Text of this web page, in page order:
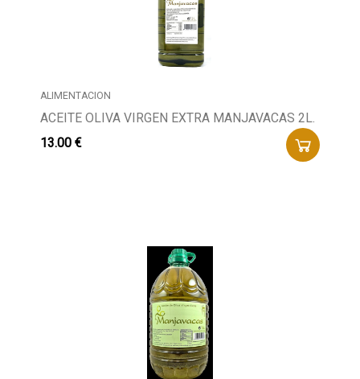
ALIMENTACION
ACEITE OLIVA VIRGEN EXTRA MANJAVACAS 2L.
13.00 €